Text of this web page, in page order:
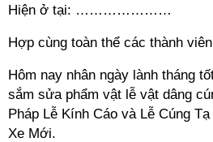
Hiện ở tại: …………………
Hợp cùng toàn thể các thành
Hôm nay nhân ngày lành tháng
sắm sửa phẩm vật lễ vật dâng
Pháp Lễ Kính Cáo và Lễ Cúng
Xe Mới.